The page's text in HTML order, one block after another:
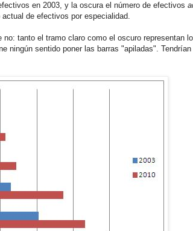
en 2003, y la oscura el número de efectivos
de efectivos por especialidad.
no: tanto el tramo claro como el oscuro representan
ningún sentido poner las barras "apiladas".